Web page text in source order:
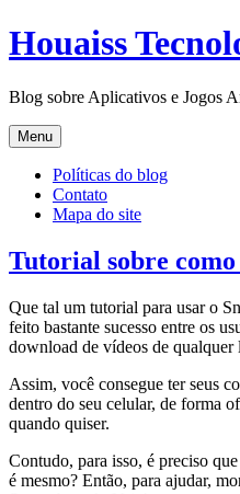
Pular
para
conteúdo
Houaiss
Blog sobre Aplicativos e Jogos
Menu Pular
para
o
conteúdo
Políticas do blog
Contato
Mapa do site
Tutorial sobre
Que tal um tutorial para usar o
feito bastante sucesso entre os
download de vídeos de qualquer
Assim, você consegue ter seus
dentro do seu celular, de forma
quando quiser.
Contudo, para isso, é preciso
é mesmo? Então, para ajudar,